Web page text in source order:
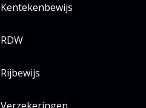
Kentekenbewijs
RDW
Rijbewijs